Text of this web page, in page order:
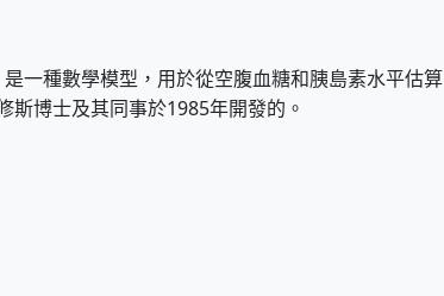
一種數學模型，用於從空腹血糖和胰島素水平估算
斯博士及其同事於1985年開發的。